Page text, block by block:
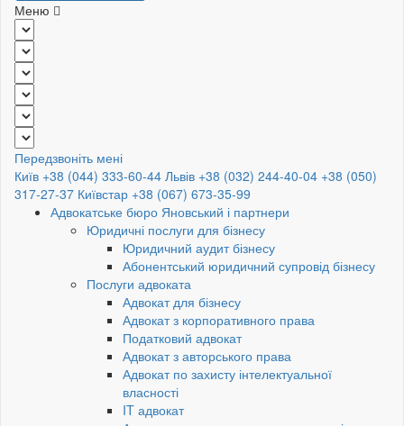
Меню
Передзвоніть мені
Київ +38 (044) 333-60-44 Львів +38 (032) 244-40-04 +38 (050)
317-27-37 Київстар +38 (067) 673-35-99
Адвокатське бюро Яновський і партнери
Юридичні послуги для бізнесу
Юридичний аудит бізнесу
Абонентський юридичний супровід бізнесу
Послуги адвоката
Адвокат для бізнесу
Адвокат з корпоративного права
Податковий адвокат
Адвокат з авторського права
Адвокат по захисту інтелектуальної
власності
IT адвокат